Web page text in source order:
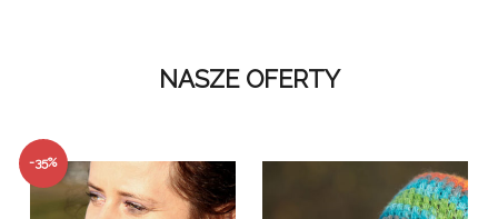
NASZE OFERTY
-35%